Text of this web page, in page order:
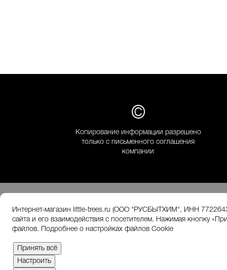
Копирование информации разрешено
только с письменного соглашения
компании
Вконтакте
Интернет-магазин little-trees.ru (ООО "РУСБЫТХИМ", ИНН
сайта и его взаимодействия с посетителем. Нажимая кнопку
файлов.
Подробнее о настройках файлов Cookie
Принять всё
Настроить